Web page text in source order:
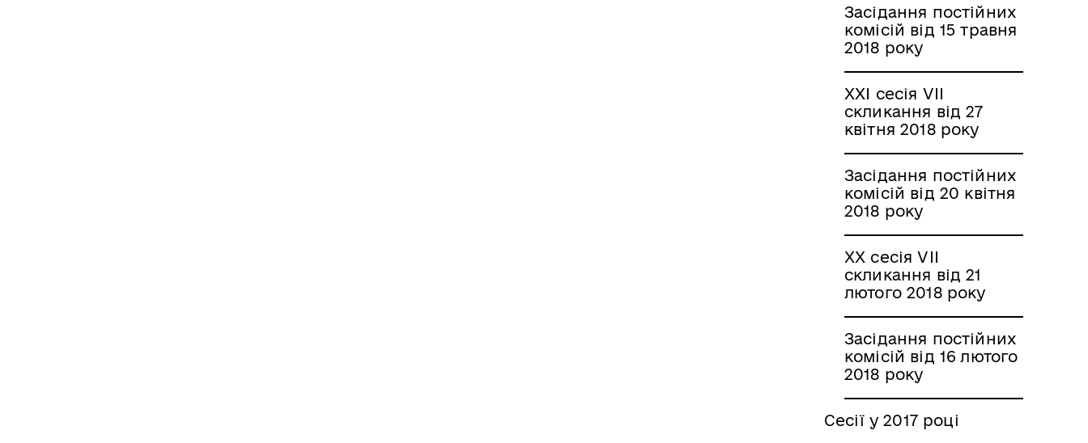
Засідання постійних
комісій від 15 травня
2018 року
ХХІ сесія VII
скликання від 27
квітня 2018 року
Засідання постійних
комісій від 20 квітня
2018 року
XX сесія VII
скликання від 21
лютого 2018 року
Засідання постійних
комісій від 16 лютого
2018 року
Сесії у 2017 році